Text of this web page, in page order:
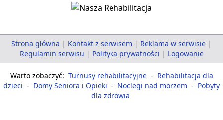
Strona główna | Kontakt z serwisem | Reklama w serwisie |
Regulamin serwisu | Polityka prywatności | Logowanie
Warto zobaczyć: Turnusy rehabilitacyjne - Rehabilitacja dla
dzieci - Domy Seniora i Opieki - Noclegi nad morzem - Pobyty
dla zdrowia